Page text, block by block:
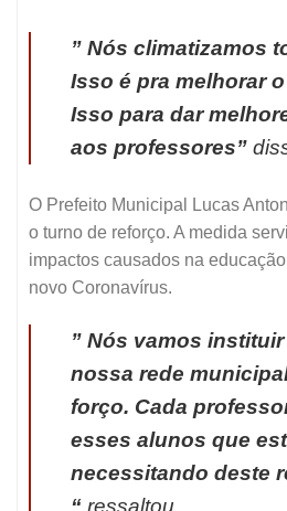
” Nós climatizamos
Isso é pra melhorar
Isso para dar
aos professores”
O Prefeito Municipal Lucas
o turno de reforço. A medida
impactos causados na
novo Coronavírus.
” Nós vamos
nossa rede
forço. Cada
esses alunos que
necessitando deste
“ ressaltou.